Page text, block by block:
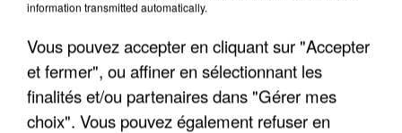
UN SECOND CADRE DE LA DZ MAFIA
INTERPELLÉ EN ALGÉRIE
information transmitted automatically.
Vous pouvez accepter en cliquant sur "Accepter
et fermer", ou affiner en sélectionnant les
finalités et/ou partenaires dans "Gérer mes
choix". Vous pouvez également refuser en